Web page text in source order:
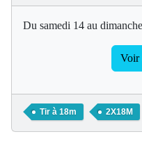
Du samedi 14 au
Voir
Tir à 18m 2X18M